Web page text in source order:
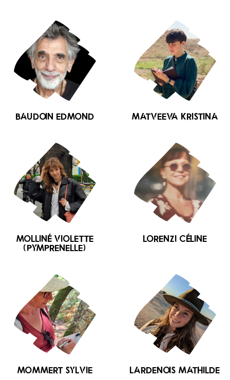
BAUDOIN Edmond MATVEEVA Kristina
MOLLINÉ Violette
(Pymprenelle)
LORENZI Céline
MOMMERT Sylvie LARDENOIS Mathilde